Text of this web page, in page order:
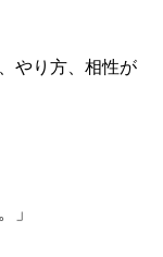
やり方、相性が
」